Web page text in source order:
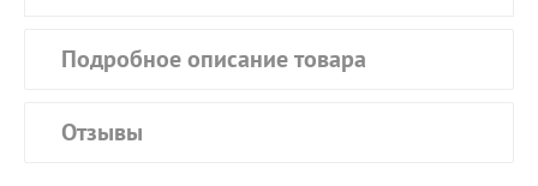
Подробное описание товара
Отзывы